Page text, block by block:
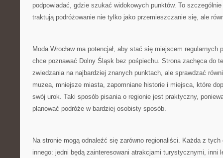
podpowiadać, gdzie szukać widokowych punktów. To
traktują podróżowanie nie tylko jako przemieszczanie się, ale
Moda Wrocław ma potencjał, aby stać się miejscem regularnych
chce poznawać Dolny Śląsk bez pośpiechu. Strona zachęca do
zwiedzania na najbardziej znanych punktach, ale sprawdzać
muzea, mniejsze miasta, zapomniane historie i miejsca, które
swój urok. Taki sposób pisania o regionie jest praktyczny,
planować podróże w bardziej osobisty sposób.
Na stronie mogą odnaleźć się zarówno regionaliści. Każda z
innego: jedni będą zainteresowani atrakcjami turystycznymi, inni